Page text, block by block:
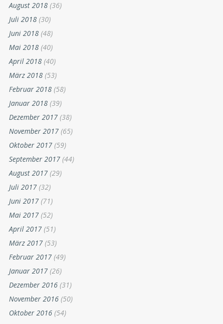
August 2018 (36)
Juli 2018 (30)
Juni 2018 (48)
Mai 2018 (40)
April 2018 (40)
März 2018 (53)
Februar 2018 (58)
Januar 2018 (39)
Dezember 2017 (38)
November 2017 (65)
Oktober 2017 (59)
September 2017 (44)
August 2017 (29)
Juli 2017 (32)
Juni 2017 (71)
Mai 2017 (52)
April 2017 (51)
März 2017 (53)
Februar 2017 (49)
Januar 2017 (26)
Dezember 2016 (31)
November 2016 (50)
Oktober 2016 (54)